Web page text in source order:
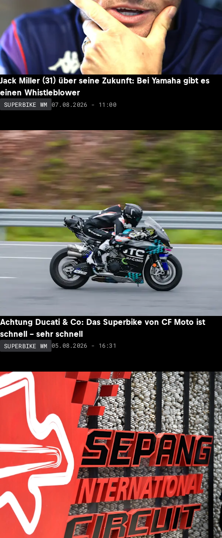
Jack Miller (31) über seine Zukunft: Bei Yamaha gibt es
einen Whistleblower
SUPERBIKE WM 07.08.2026 - 11:00
Achtung Ducati & Co: Das Superbike von CF Moto ist
schnell – sehr schnell
SUPERBIKE WM 05.08.2026 - 16:31